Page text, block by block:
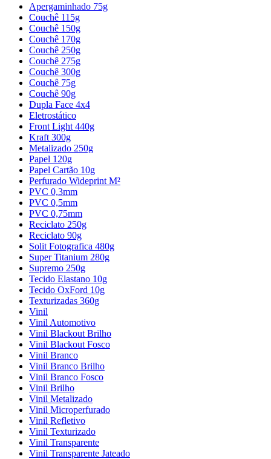
Apergaminhado 75g
Couchê 115g
Couchê 150g
Couchê 170g
Couchê 250g
Couchê 275g
Couchê 300g
Couchê 75g
Couchê 90g
Dupla Face 4x4
Eletrostático
Front Light 440g
Kraft 300g
Metalizado 250g
Papel 120g
Papel Cartão 10g
Perfurado Wideprint M²
PVC 0,3mm
PVC 0,5mm
PVC 0,75mm
Reciclato 250g
Reciclato 90g
Solit Fotografica 480g
Super Titanium 280g
Supremo 250g
Tecido Elastano 10g
Tecido OxFord 10g
Texturizadas 360g
Vinil
Vinil Automotivo
Vinil Blackout Brilho
Vinil Blackout Fosco
Vinil Branco
Vinil Branco Brilho
Vinil Branco Fosco
Vinil Brilho
Vinil Metalizado
Vinil Microperfurado
Vinil Refletivo
Vinil Texturizado
Vinil Transparente
Vinil Transparente Jateado